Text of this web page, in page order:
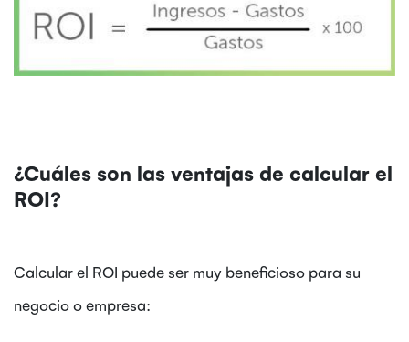
¿Cuáles son las ventajas de calcular el
ROI?
Calcular el ROI puede ser muy beneficioso para su
negocio o empresa: